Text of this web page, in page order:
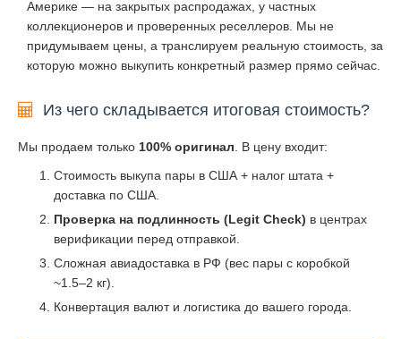
Америке — на закрытых распродажах, у частных
коллекционеров и проверенных реселлеров. Мы не
придумываем цены, а транслируем реальную стоимость, за
которую можно выкупить конкретный размер прямо сейчас.
Из чего складывается итоговая стоимость?
Мы продаем только 100% оригинал . В цену входит:
Стоимость выкупа пары в США + налог штата +
доставка по США.
Проверка на подлинность (Legit Check) в центрах
верификации перед отправкой.
Сложная авиадоставка в РФ (вес пары с коробкой
~1.5–2 кг).
Конвертация валют и логистика до вашего города.